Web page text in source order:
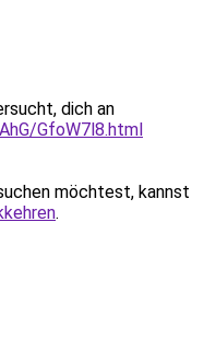
dich an
GfoW7l8.html
möchtest, kannst
.